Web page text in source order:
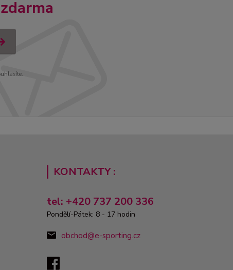
KONTAKTY :
tel: +420 737 200 336
Pondělí-Pátek: 8 - 17 hodin
obchod@e-sporting.cz